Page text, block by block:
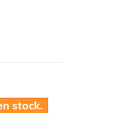
stock.